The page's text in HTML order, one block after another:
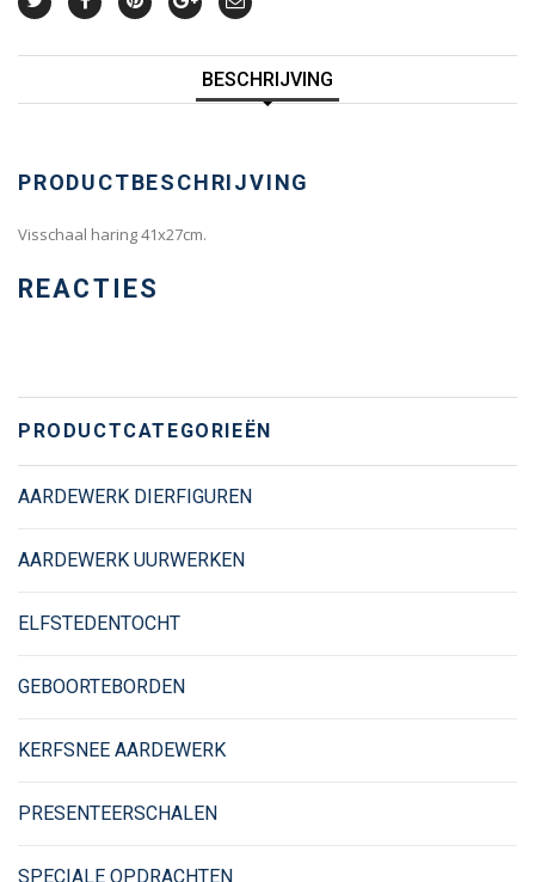
BESCHRIJVING
PRODUCTBESCHRIJVING
Visschaal haring 41x27cm.
REACTIES
PRODUCTCATEGORIEËN
AARDEWERK DIERFIGUREN
AARDEWERK UURWERKEN
ELFSTEDENTOCHT
GEBOORTEBORDEN
KERFSNEE AARDEWERK
PRESENTEERSCHALEN
SPECIALE OPDRACHTEN